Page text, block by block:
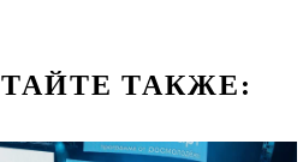
ТАКЖЕ: